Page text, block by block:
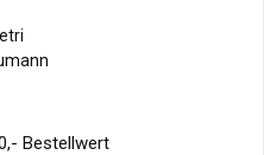
Bestellwert